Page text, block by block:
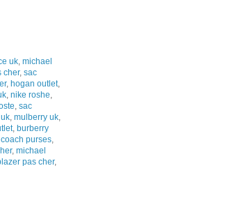
uk, michael
cher, sac
, hogan outlet,
, nike roshe,
, sac
, mulberry uk,
, burberry
coach purses,
, michael
pas cher,